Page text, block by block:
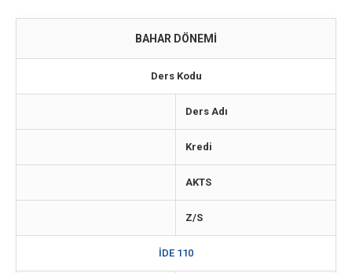
BAHAR DÖNEMİ
Ders Kodu
Ders Adı
Kredi
AKTS
Z/S
İDE 110